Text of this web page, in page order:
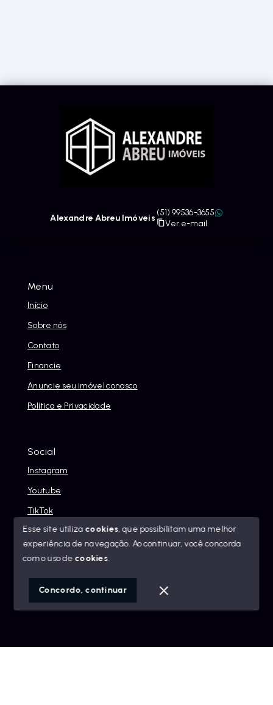
Menu
Início
Sobre nós
Contato
Financie
Anuncie seu imóvel conosco
Política e Privacidade
Social
Instagram
Youtube
TikTok
© Copyright 2026 - Alexandre Abreu Imóveis - Todos os
SITE PARA IMOBILIARIA
Alexandre Abreu Imóveis
(51) 99536-3655
Ver e-mail
Esse site utiliza cookies, que possibilitam uma melhor
experiência de navegação.Ao continuar, você concorda
com o uso de cookies.
Concordo, continuar